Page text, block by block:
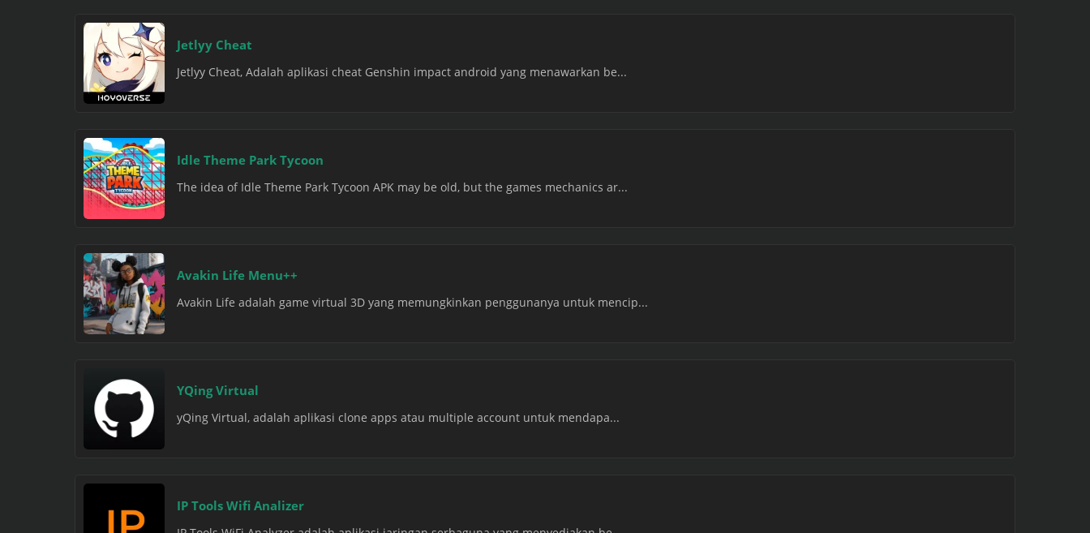
Jetlyy Cheat
Jetlyy Cheat, Adalah aplikasi cheat Genshin impact android yang menawarkan be...
Idle Theme Park Tycoon
The idea of Idle Theme Park Tycoon APK may be old, but the games mechanics ar...
Avakin Life Menu++
Avakin Life adalah game virtual 3D yang memungkinkan penggunanya untuk mencip...
YQing Virtual
yQing Virtual, adalah aplikasi clone apps atau multiple account untuk mendapa...
IP Tools Wifi Analizer